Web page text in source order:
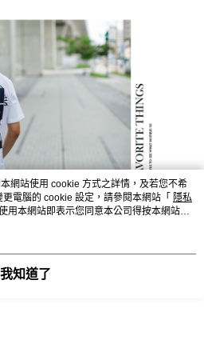
網站使用 cookie 方式之詳情，及若您不希
電腦的 cookie 設定，請參閱本網站「 隱私
用本網站即表示您同意本公司得按本網站使
我知道了